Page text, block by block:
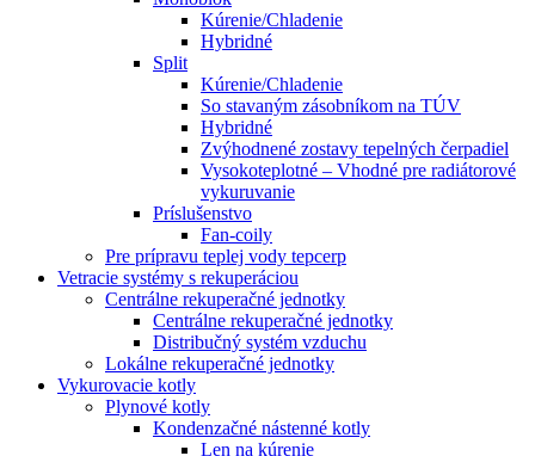
Kúrenie/Chladenie
Hybridné
Split
Kúrenie/Chladenie
So stavaným zásobníkom na TÚV
Hybridné
Zvýhodnené zostavy tepelných čerpadiel
Vysokoteplotné – Vhodné pre radiátorové
vykuruvanie
Príslušenstvo
Fan-coily
Pre prípravu teplej vody tepcerp
Vetracie systémy s rekuperáciou
Centrálne rekuperačné jednotky
Centrálne rekuperačné jednotky
Distribučný systém vzduchu
Lokálne rekuperačné jednotky
Vykurovacie kotly
Plynové kotly
Kondenzačné nástenné kotly
Len na kúrenie